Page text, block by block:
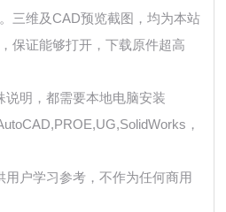
三维及CAD预览截图，均为本站
保证能够打开，下载原件超高
明，都需要本地电脑安装
，
户学习参考，不作为任何商用